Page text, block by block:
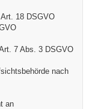
18 DSGVO
7 Abs. 3 DSGVO
nach
an